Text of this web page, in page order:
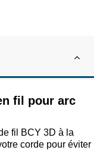
fil pour arc
fil BCY 3D à la
corde pour éviter